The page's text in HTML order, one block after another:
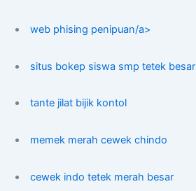
web phising penipuan/a>
situs bokep siswa smp tetek besar
tante jilat bijik kontol
memek merah cewek chindo
cewek indo tetek merah besar